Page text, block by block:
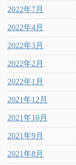
2022年7月
2022年4月
2022年3月
2022年2月
2022年1月
2021年12月
2021年10月
2021年9月
2021年8月